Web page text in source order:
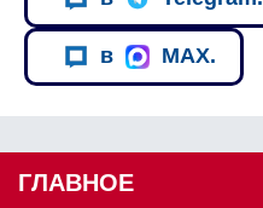
в MAX.
ГЛАВНОЕ